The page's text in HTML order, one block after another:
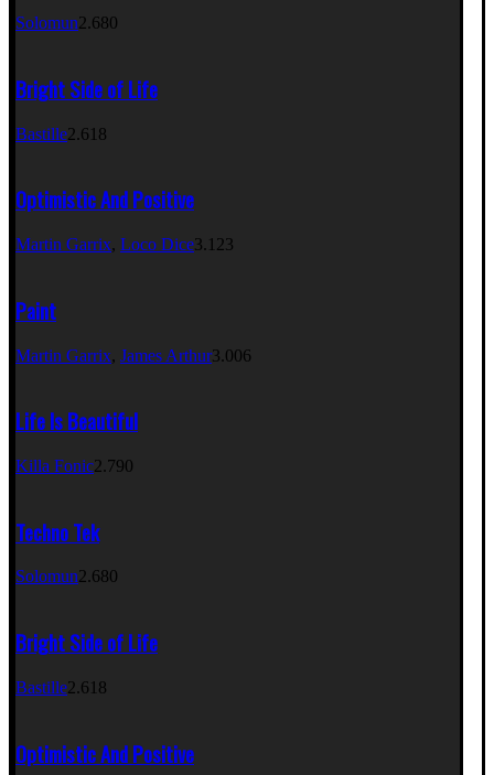
Solomun2.680
Bright Side of Life
Bastille2.618
Optimistic And Positive
Martin Garrix, Loco Dice3.123
Paint
Martin Garrix, James Arthur3.006
Life Is Beautiful
Killa Fonic2.790
Techno Tek
Solomun2.680
Bright Side of Life
Bastille2.618
Optimistic And Positive